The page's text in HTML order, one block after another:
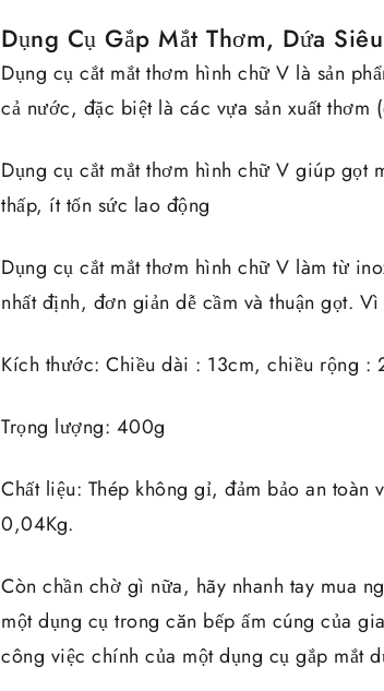
Dụng Cụ Gắp Mắt Thơm, Dứa
Dụng cụ cắt mắt thơm hình chữ V là sản
cả nước, đặc biệt là các vựa sản xuất thơm
Dụng cụ cắt mắt thơm hình chữ V giúp
thấp, ít tốn sức lao động
Dụng cụ cắt mắt thơm hình chữ V làm từ
nhất định, đơn giản dễ cầm và thuận gọt.
Kích thước: Chiều dài : 13cm, chiều rộng :
Trọng lượng: 400g
Chất liệu: Thép không gỉ, đảm bảo an
0,04Kg.
Còn chần chờ gì nữa, hãy nhanh tay mua
một dụng cụ trong căn bếp ấm cúng của
công việc chính của một dụng cụ gắp mắt